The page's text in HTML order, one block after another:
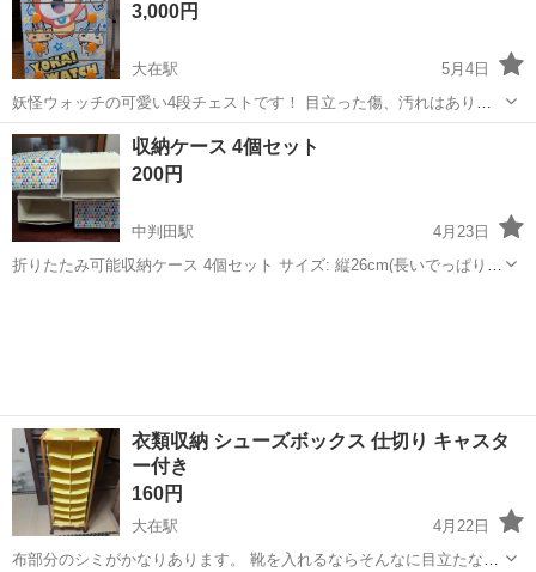
す。 受け渡しが決まりましたら詳し...
3,000円
大在駅
5月4日
妖怪ウォッチの可愛い4段チェストです！ 目立った傷、汚れはありま
せん。
大分 大分市 大在駅 収納家具
収納ケース 4個セット
200円
中判田駅
4月23日
折りたたみ可能収納ケース 4個セット サイズ: 縦26cm(長いでっぱり
衣類収納 シューズボックス 仕切り キャスタ
ー付き
160円
大在駅
4月22日
布部分のシミがかなりあります。 靴を入れるならそんなに目立たない